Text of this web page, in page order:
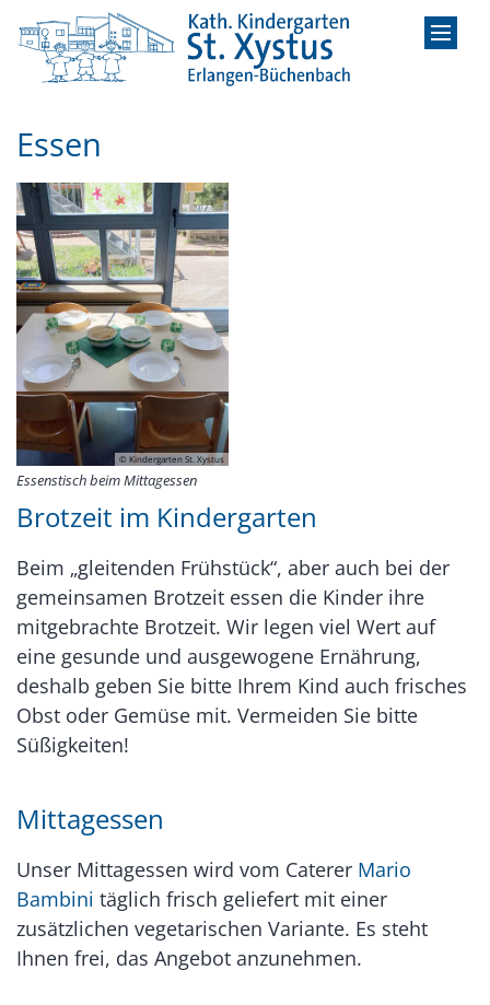
Zum Inhalt springen
Essen
© Kindergarten St. Xystus
Essenstisch beim Mittagessen
Brotzeit im Kindergarten
Beim „gleitenden Frühstück“, aber auch bei der
gemeinsamen Brotzeit essen die Kinder ihre
mitgebrachte Brotzeit. Wir legen viel Wert auf
eine gesunde und ausgewogene Ernährung,
deshalb geben Sie bitte Ihrem Kind auch frisches
Obst oder Gemüse mit. Vermeiden Sie bitte
Süßigkeiten!
Mittagessen
Unser Mittagessen wird vom Caterer Mario
Bambini täglich frisch geliefert mit einer
zusätzlichen vegetarischen Variante. Es steht
Ihnen frei, das Angebot anzunehmen.